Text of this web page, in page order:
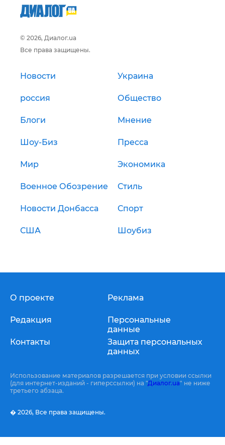
© 2026, Диалог.ua
Все права защищены.
Новости Украина
россия Общество
Блоги Мнение
Шоу-Биз Пресса
Мир Экономика
Военное Обозрение Стиль
Новости Донбасса Спорт
США Шоубиз
О проекте
Редакция
Контакты
Реклама
Персональные
данные
Защита персональных
данных
Использование материалов разрешается при условии ссылки
(для интернет-изданий - гиперссылки) на "Диалог.ua" не ниже
третьего абзаца.
� 2026, Все права защищены.